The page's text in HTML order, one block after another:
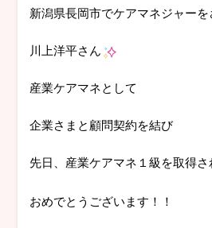
新潟県長岡市でケアマネジャーを
川上洋平さん
産業ケアマネとして
企業さまと顧問契約を結び
先日、産業ケアマネ１級を取得さ
おめでとうございます！！